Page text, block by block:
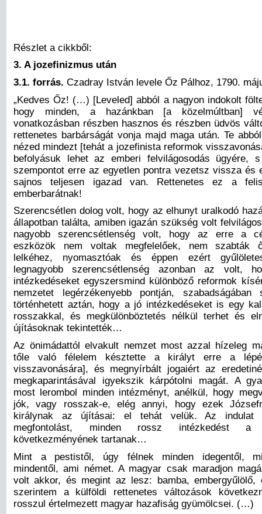
Részlet a cikkből:
3. Ajozefinizmus után
3.1. forrás. Czadray István levele Őz Pálhoz, 1790.
„Kedves Őz! (…) [Leveled] abból a nagyon indokolt
hogy minden, a hazánkban [a közelmúltban]
vonatkozásban részben hasznos és részben üdvös
rettenetes barbárságát vonja majd maga után. Te
nézed mindezt [tehát a jozefinista reformok
befolyásuk lehet az emberi felvilágosodás ügyére,
szempontot erre az egyetlen pontra vezetsz vissza és
sajnos teljesen igazad van. Rettenetes ez a
emberbarátnak!
Szerencsétlen dolog volt, hogy az elhunyt uralkodó
állapotban találta, amiben igazán szükség volt
nagyobb szerencsétlenség volt, hogy az erre a
eszközök nem voltak megfelelőek, nem szabták
lelkéhez, nyomasztóak és éppen ezért
legnagyobb szerencsétlenség azonban az volt,
intézkedéseket egyszersmind különböző reformok
nemzetet legérzékenyebb pontján,
történhetett aztán, hogy a jó intézkedéseket is egy
rosszakkal, és megkülönböztetés nélkül terhet és
újításoknak tekintették…
Az önimádattól elvakult nemzet most azzal hízeleg
tőle való félelem késztette a királyt erre a
visszavonására], és megnyírbált jogaiért az
megkaparintásával igyekszik kárpótolni magát. A
most lerombol minden intézményt, anélkül, hogy
jók, vagy rosszak-e, elég annyi, hogy ezek
királynak az újításai: el tehát velük. Az indulat
megfontolást, minden rossz intézkedést a
következményének tartanak…
Mint a pestistől, úgy félnek minden idegentől,
mindentől, ami német. A magyar csak maradjon
volt akkor, és megint az lesz: bamba,
szerintem a külföldi rettenetes változások
rosszul értelmezett magyar hazafiság gyümölcsei. (…)